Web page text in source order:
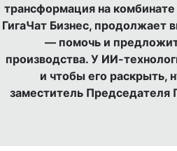
трансформация на
ГигаЧат Бизнес, продолжает
— помочь и
производства. У ИИ-
и чтобы его раскрыть,
заместитель Председателя